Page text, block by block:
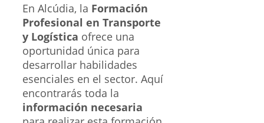
En Alcúdia, la Formación
Profesional en Transporte
y Logística ofrece una
oportunidad única para
desarrollar habilidades
esenciales en el sector. Aquí
encontrarás toda la
información necesaria